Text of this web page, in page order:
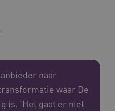
naar
waar De
is. ‘Het gaat er niet